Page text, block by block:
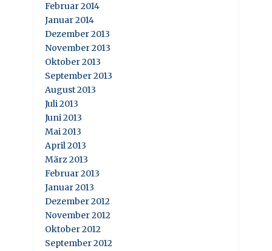
Februar 2014
Januar 2014
Dezember 2013
November 2013
Oktober 2013
September 2013
August 2013
Juli 2013
Juni 2013
Mai 2013
April 2013
März 2013
Februar 2013
Januar 2013
Dezember 2012
November 2012
Oktober 2012
September 2012